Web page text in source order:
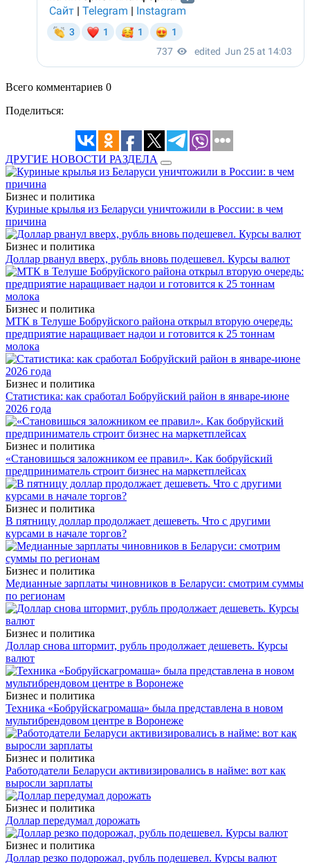
Всего комментариев 0
Поделиться:
ДРУГИЕ НОВОСТИ РАЗДЕЛА
Бизнес и политика
Куриные крылья из Беларуси уничтожили в России: в чем
причина
Бизнес и политика
Доллар рванул вверх, рубль вновь подешевел. Курсы валют
Бизнес и политика
МТК в Телуше Бобруйского района открыл вторую очередь:
предприятие наращивает надои и готовится к 25 тоннам
молока
Бизнес и политика
Статистика: как сработал Бобруйский район в январе-июне
2026 года
Бизнес и политика
«Становишься заложником ее правил». Как бобруйский
предприниматель строит бизнес на маркетплейсах
Бизнес и политика
В пятницу доллар продолжает дешеветь. Что с другими
курсами в начале торгов?
Бизнес и политика
Медианные зарплаты чиновников в Беларуси: смотрим суммы
по регионам
Бизнес и политика
Доллар снова штормит, рубль продолжает дешеветь. Курсы
валют
Бизнес и политика
Техника «Бобруйскагромаша» была представлена в новом
мультибрендовом центре в Воронеже
Бизнес и политика
Работодатели Беларуси активизировались в найме: вот как
выросли зарплаты
Бизнес и политика
Доллар передумал дорожать
Бизнес и политика
Доллар резко подорожал, рубль подешевел. Курсы валют